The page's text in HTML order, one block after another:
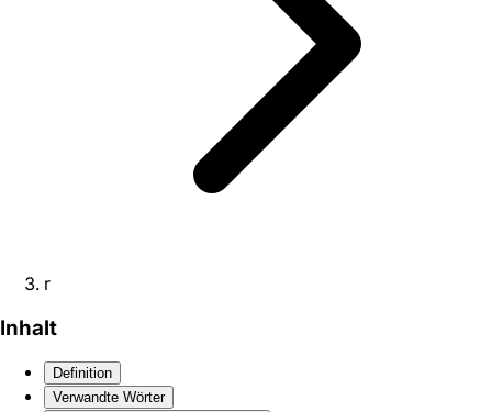
r
Inhalt
Definition
Verwandte Wörter